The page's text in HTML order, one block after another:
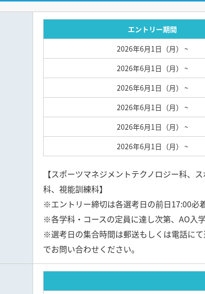
エントリー期間
2026年6月1日（月） ~
2026年6月1日（月） ~
2026年6月1日（月） ~
2026年6月1日（月） ~
2026年6月1日（月） ~
2026年6月1日（月） ~
【スポーツマネジメントテクノロジー科、
科、視能訓練科】
※エントリー締切は各選考日の前日17:00必着
※各学科・コースの定員に達し次第、AO入
※選考日の集合時間は郵送もしくは電話に
でお問い合わせください。